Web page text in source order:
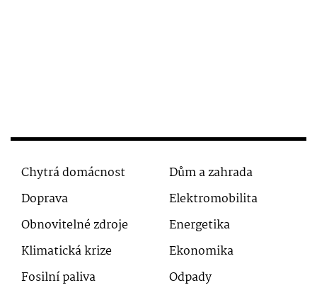
Chytrá domácnost
Dům a zahrada
Doprava
Elektromobilita
Obnovitelné zdroje
Energetika
Klimatická krize
Ekonomika
Fosilní paliva
Odpady